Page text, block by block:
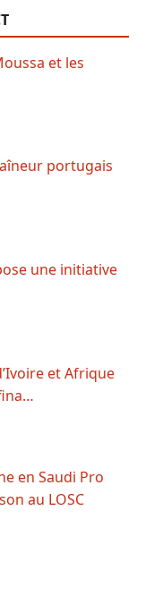
et les
portugais
une initiative
et Afrique
en Saudi Pro
au LOSC